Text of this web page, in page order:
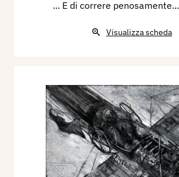
... E di correre penosamente...
Visualizza scheda